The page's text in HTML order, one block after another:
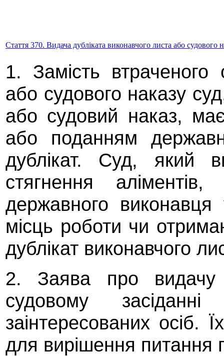
Стаття 370. Видача дубліката виконавчого листа або судового
1. Замість втраченого
або судового наказу
або судовий наказ,
або поданням
дублікат. Суд, який
стягнення
державного виконавця
місць роботи чи
дублікат виконавчого
2. Заява про видачу
судовому
заінтересованих
для вирішення питання